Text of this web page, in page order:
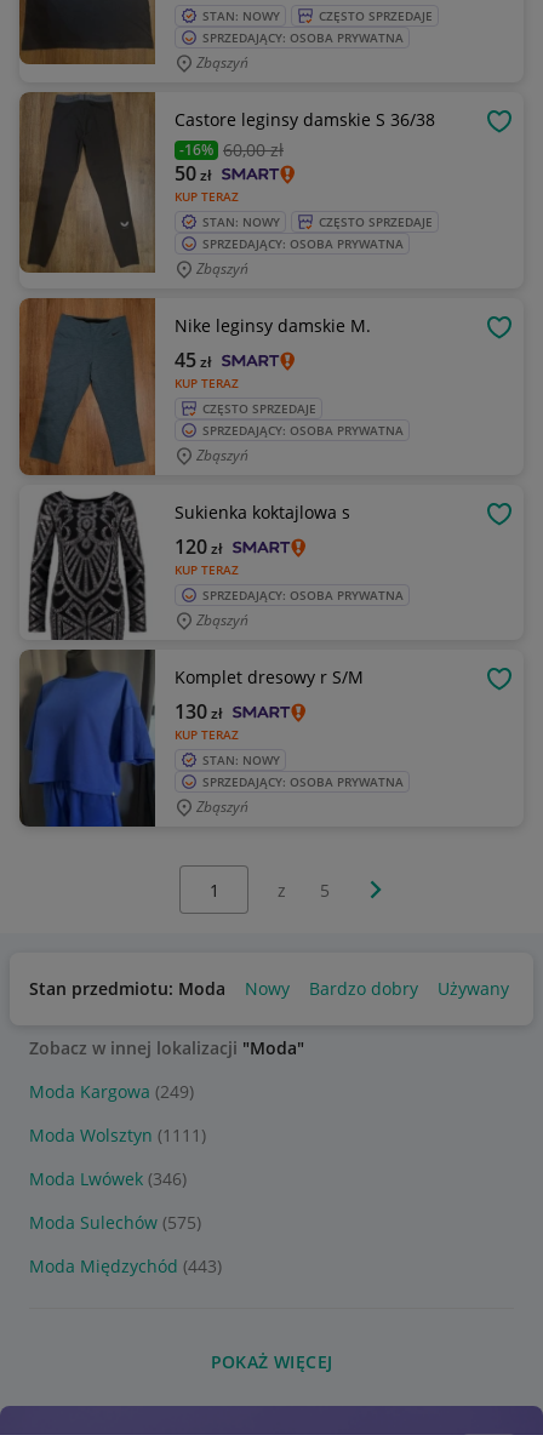
STAN: NOWY
CZĘSTO SPRZEDAJE
SPRZEDAJĄCY: OSOBA PRYWATNA
Zbąszyń
Castore leginsy damskie S 36/38
-16% 60,00 zł
KUP TERAZ
50zł
STAN: NOWY
CZĘSTO SPRZEDAJE
SPRZEDAJĄCY: OSOBA PRYWATNA
Zbąszyń
Nike leginsy damskie M.
KUP TERAZ
45zł
CZĘSTO SPRZEDAJE
SPRZEDAJĄCY: OSOBA PRYWATNA
Zbąszyń
Sukienka koktajlowa s
KUP TERAZ
120zł
SPRZEDAJĄCY: OSOBA PRYWATNA
Zbąszyń
Komplet dresowy r S/M
KUP TERAZ
130zł
STAN: NOWY
SPRZEDAJĄCY: OSOBA PRYWATNA
Zbąszyń
z 5 Następna strona
Stan przedmiotu: Moda Nowy Bardzo dobry Używany
Zobacz w innej lokalizacji "Moda"
Moda Kargowa (249)
Moda Wolsztyn (1111)
Moda Lwówek (346)
Moda Sulechów (575)
Moda Międzychód (443)
POKAŻ WIĘCEJ